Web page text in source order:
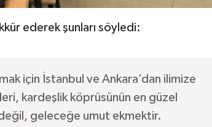
ederek şunları söyledi:
için İstanbul ve Ankara’dan ilimize
kardeşlik köprüsünün en güzel
geleceğe umut ekmektir.